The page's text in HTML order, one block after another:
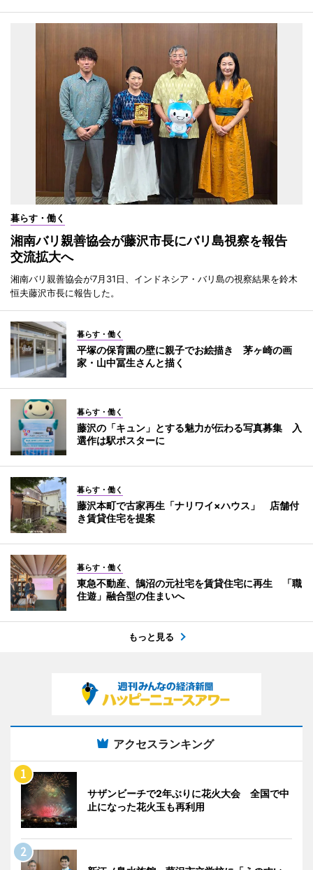
暮らす・働く
湘南バリ親善協会が藤沢市長にバリ島視察を報告
交流拡大へ
湘南バリ親善協会が7月31日、インドネシア・バリ島の視察結果を鈴木
恒夫藤沢市長に報告した。
暮らす・働く
平塚の保育園の壁に親子でお絵描き 茅ヶ崎の画
家・山中冨生さんと描く
暮らす・働く
藤沢の「キュン」とする魅力が伝わる写真募集 入
選作は駅ポスターに
暮らす・働く
藤沢本町で古家再生「ナリワイ×ハウス」 店舗付
き賃貸住宅を提案
暮らす・働く
東急不動産、鵠沼の元社宅を賃貸住宅に再生 「職
住遊」融合型の住まいへ
もっと見る
アクセスランキング
サザンビーチで2年ぶりに花火大会 全国で中
止になった花火玉も再利用